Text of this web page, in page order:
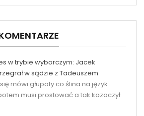
w trybie wyborczym: Jacek
w sądzie z Tadeuszem
mówi głupoty co ślina na język
musi prostować a tak kozaczył